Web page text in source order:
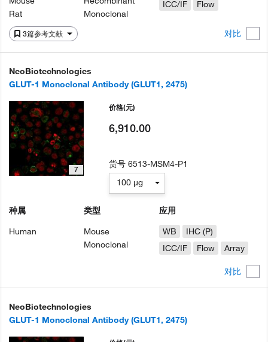
3篇参考文献 对比
Rat
Monoclonal
ICC/IF
Flow
NeoBiotechnologies
GLUT-1 Monoclonal Antibody (GLUT1, 2475)
对比
7
种属
Human
类型
Mouse
Monoclonal
应用
WB
IHC (P)
ICC/IF
Flow Array
价格(元)
6,910.00
货号6513-MSM4-P1
100 µg
NeoBiotechnologies
GLUT-1 Monoclonal Antibody (GLUT1, 2475)